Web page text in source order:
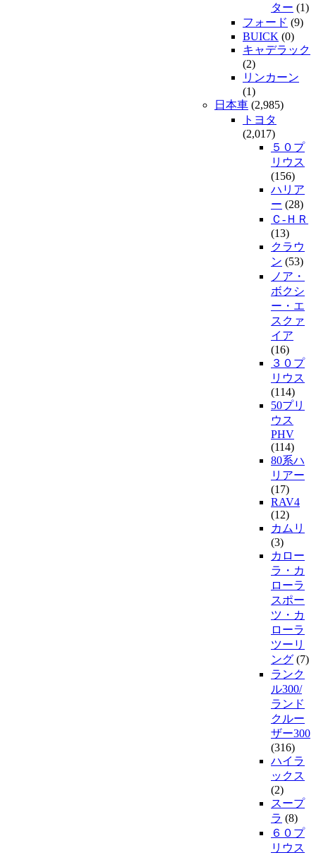
ター (1)
フォード (9)
BUICK (0)
キャデラック
(2)
リンカーン
(1)
日本車 (2,985)
トヨタ
(2,017)
５０プ
リウス
(156)
ハリア
ー (28)
Ｃ-ＨＲ
(13)
クラウ
ン (53)
ノア・
ボクシ
ー・エ
スクァ
イア
(16)
３０プ
リウス
(114)
50プリ
ウス
PHV
(114)
80系ハ
リアー
(17)
RAV4
(12)
カムリ
(3)
カロー
ラ・カ
ローラ
スポー
ツ・カ
ローラ
ツーリ
ング (7)
ランク
ル300/
ランド
クルー
ザー300
(316)
ハイラ
ックス
(2)
スープ
ラ (8)
６０プ
リウス